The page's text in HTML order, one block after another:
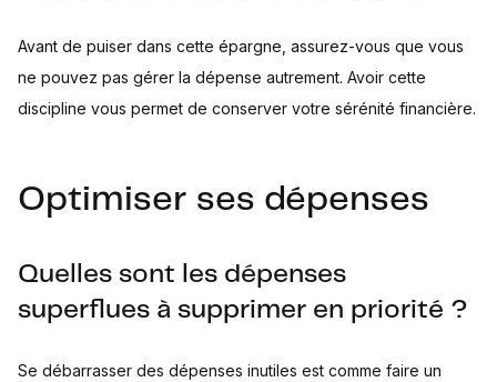
Avant de puiser dans cette épargne, assurez-vous que vous
ne pouvez pas gérer la dépense autrement. Avoir cette
discipline vous permet de conserver votre sérénité financière.
Optimiser ses dépenses
Quelles sont les dépenses
superflues à supprimer en priorité ?
Se débarrasser des dépenses inutiles est comme faire un